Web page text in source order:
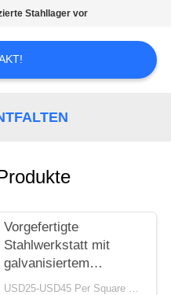
Stahllager vor
Vorgefertigte
Stahlwerkstatt mit
galvanisiertem
Portalrahmen
USD25-USD45 Per Square Meter MOQ:200 Quadratmeter